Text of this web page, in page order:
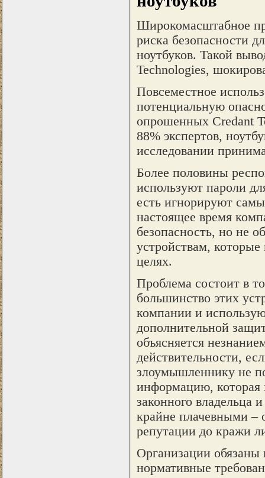
Широкомасштабное
риска безопасности
ноутбуков. Такой
Technologies,
Повсеместное
потенциальную
опрошенных Credant
88% экспертов,
исследовании
Более половины
используют пароли
есть игнорируют
настоящее время
безопасность, но не
устройствам, которые
целях.
Проблема состоит в
большинство этих
компании и
дополнительной
объясняется
действительности,
злоумышленнику не
информацию, которая
законного владельца
крайне плачевными –
репутации до кражи
Организации обязаны
нормативные